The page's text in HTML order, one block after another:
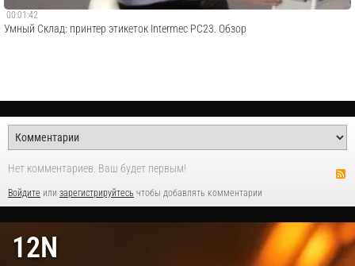
00:01:42
Умный Склад: принтер этикеток Intermec PC23. Обзор
Нет комментариев. Ваш будет первым!
Войдите или зарегистрируйтесь чтобы добавлять комментарии
12N